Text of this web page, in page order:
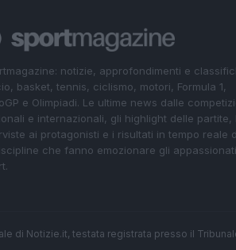
notizie, approfondimenti e
basket, tennis, ciclismo, motori, Formula 1,
e Olimpiadi. Le ultime news dalle
e internazionali, gli highlight delle partite,
ai protagonisti e i risultati in tempo reale
che fanno emozionare gli
di Notizie.it, testata registrata presso il